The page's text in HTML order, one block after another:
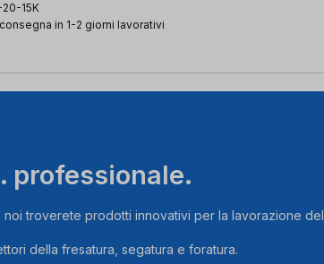
20-15K
in 1-2 giorni lavorativi
professionale.
troverete prodotti innovativi per la lavorazione del
della fresatura, segatura e foratura.